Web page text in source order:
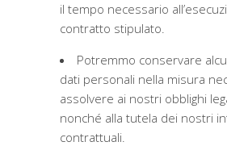
il tempo necessario
contratto stipulato.
Potremmo conservare
dati personali nella misura
assolvere ai nostri obblighi
nonché alla tutela dei nostri
contrattuali.